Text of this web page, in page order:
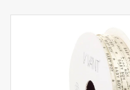
Geschenksartikeln